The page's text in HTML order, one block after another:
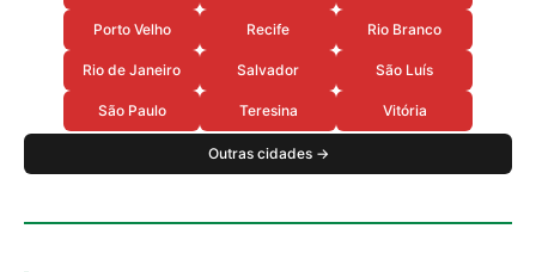
Porto Velho Recife Rio Branco
Rio de Janeiro Salvador São Luís
São Paulo Teresina Vitória
Outras cidades →